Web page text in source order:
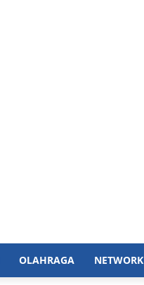
OLAHRAGA NETWORK